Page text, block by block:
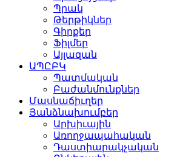
Պրակ
Թերթիկներ
Գիրքեր
Ֆիլմեր
Այլազան
ԱՊԸԲԿ
Պատմական
Բաժանմունքներ
Մասնաճիւղեր
Յանձնախումբեր
Արխիւային
Առողջապահական
Դաստիարակչական